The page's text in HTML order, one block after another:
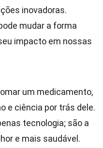
inovadoras.
mudar a forma
impacto em nossas
um medicamento,
e ciência por trás dele.
tecnologia; são a
e mais saudável.